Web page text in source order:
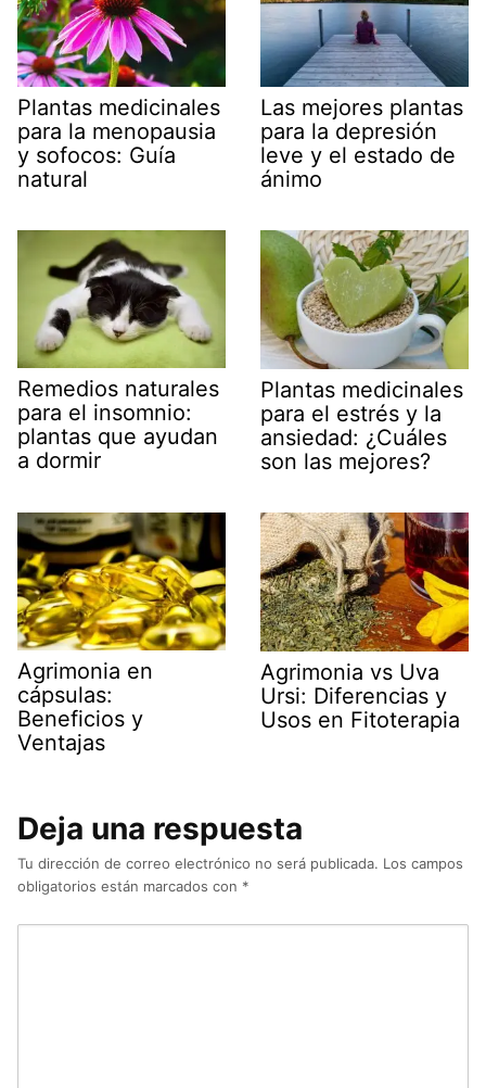
Plantas medicinales
para la menopausia
y sofocos: Guía
natural
Las mejores plantas
para la depresión
leve y el estado de
ánimo
Remedios naturales
para el insomnio:
plantas que ayudan
a dormir
Plantas medicinales
para el estrés y la
ansiedad: ¿Cuáles
son las mejores?
Agrimonia en
cápsulas:
Beneficios y
Ventajas
Agrimonia vs Uva
Ursi: Diferencias y
Usos en Fitoterapia
Deja una respuesta
Tu dirección de correo electrónico no será publicada. Los campos
obligatorios están marcados con *